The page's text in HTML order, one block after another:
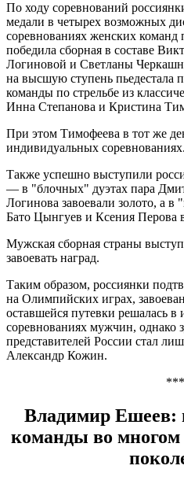
По ходу соревнований
медали в четырех возможных
соревнованиях женских команд
победила сборная в составе
Логиновой и Светланы
на высшую ступень пьедестала
команды по стрельбе из
Инна Степанова и Кристина
При этом Тимофеева в тот же
индивидуальных соревнованиях.
Также успешно выступили
— в "блочных" дуэтах пара
Логинова завоевали золото, а в
Бато Цынгуев и Ксения Перова
Мужская сборная страны
завоевать наград.
Таким образом, россиянки
на Олимпийских играх,
оставшейся путевки решалась
соревнованиях мужчин, однако
представителей России стал
Александр Кожин.
***
Владимир Ешеев:
команды во многом